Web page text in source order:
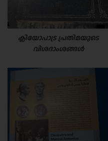
ക്ലിയോപാട്ര പ്രതിമയുടെ
വിശദാംശങ്ങൾ